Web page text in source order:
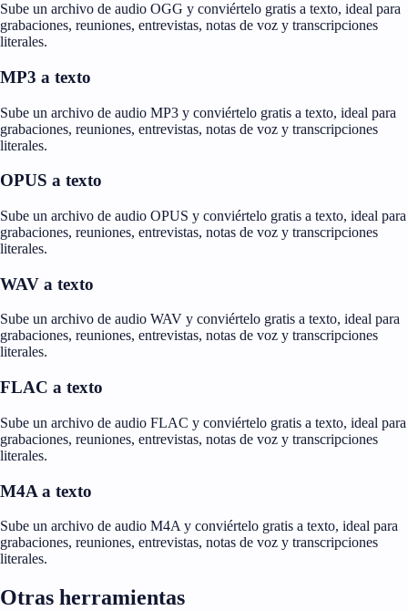
Sube un archivo de audio OGG y conviértelo gratis a texto, ideal para
grabaciones, reuniones, entrevistas, notas de voz y transcripciones
literales.
MP3 a texto
Sube un archivo de audio MP3 y conviértelo gratis a texto, ideal para
grabaciones, reuniones, entrevistas, notas de voz y transcripciones
literales.
OPUS a texto
Sube un archivo de audio OPUS y conviértelo gratis a texto, ideal para
grabaciones, reuniones, entrevistas, notas de voz y transcripciones
literales.
WAV a texto
Sube un archivo de audio WAV y conviértelo gratis a texto, ideal para
grabaciones, reuniones, entrevistas, notas de voz y transcripciones
literales.
FLAC a texto
Sube un archivo de audio FLAC y conviértelo gratis a texto, ideal para
grabaciones, reuniones, entrevistas, notas de voz y transcripciones
literales.
M4A a texto
Sube un archivo de audio M4A y conviértelo gratis a texto, ideal para
grabaciones, reuniones, entrevistas, notas de voz y transcripciones
literales.
Otras herramientas